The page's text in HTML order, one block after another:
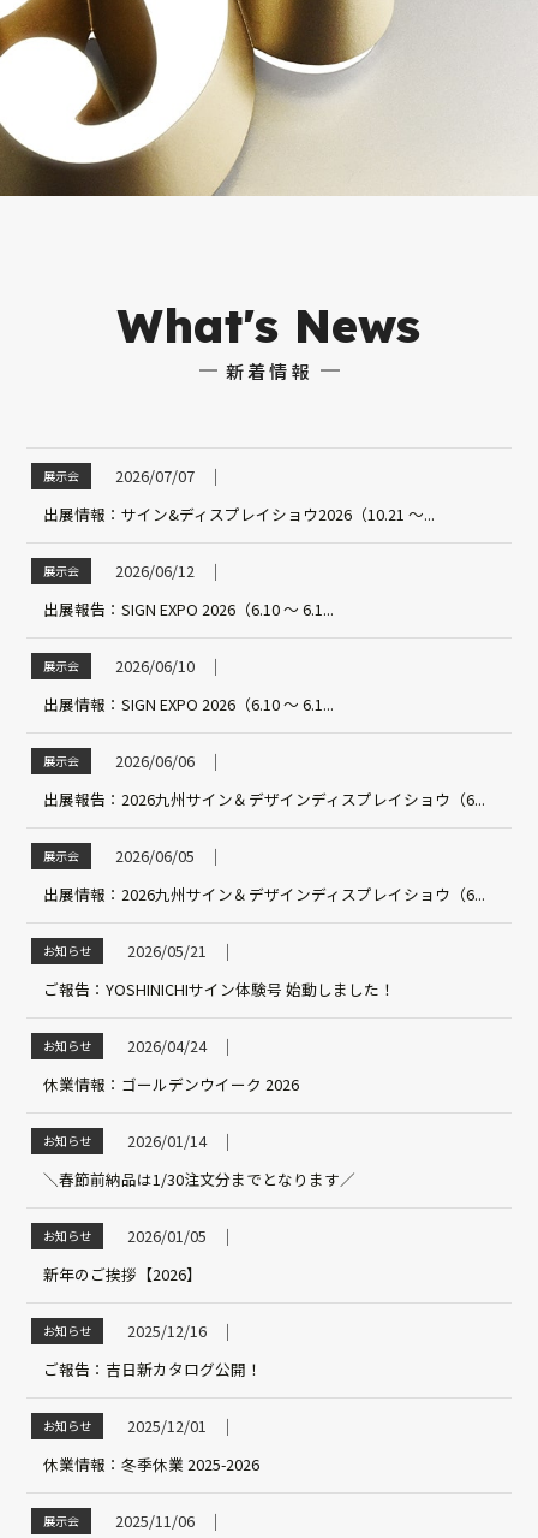
What's News
新着情報
展示会 2026/07/07 │
出展情報：サイン&ディスプレイショウ2026（10.21 ～...
展示会 2026/06/12 │
出展報告：SIGN EXPO 2026（6.10 ～ 6.1...
展示会 2026/06/10 │
出展情報：SIGN EXPO 2026（6.10 ～ 6.1...
展示会 2026/06/06 │
出展報告：2026九州サイン＆デザインディスプレイショウ（6...
展示会 2026/06/05 │
出展情報：2026九州サイン＆デザインディスプレイショウ（6...
お知らせ 2026/05/21 │
ご報告：YOSHINICHIサイン体験号 始動しました！
お知らせ 2026/04/24 │
休業情報：ゴールデンウイーク 2026
お知らせ 2026/01/14 │
＼春節前納品は1/30注文分までとなります／
お知らせ 2026/01/05 │
新年のご挨拶【2026】
お知らせ 2025/12/16 │
ご報告：吉日新カタログ公開！
お知らせ 2025/12/01 │
休業情報：冬季休業 2025-2026
展示会 2025/11/06 │